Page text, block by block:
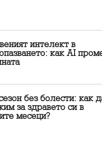
интелект в
как AI
без болести: как
за здравето си в
месеци?